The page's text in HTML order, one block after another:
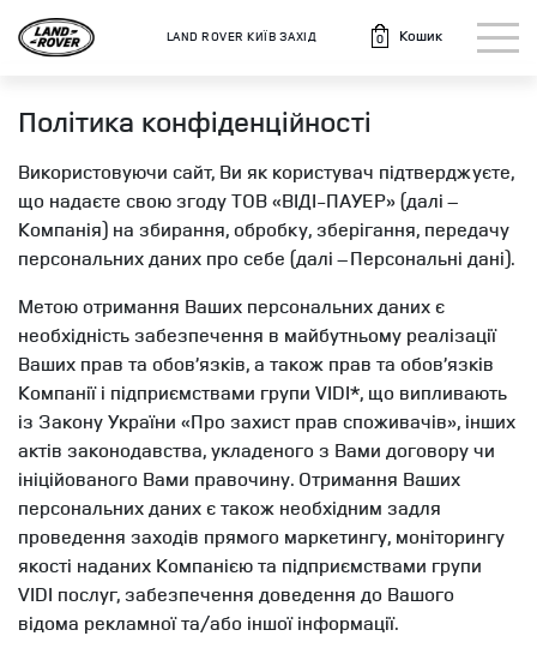
LAND ROVER КИЇВ ЗАХІД 0 Кошик
Політика конфіденційності
Використовуючи сайт, Ви як користувач підтверджуєте,
що надаєте свою згоду ТОВ «ВІДІ-ПАУЕР» (далі –
Компанія) на збирання, обробку, зберігання, передачу
персональних даних про себе (далі – Персональні дані).
Метою отримання Ваших персональних даних є
необхідність забезпечення в майбутньому реалізації
Ваших прав та обов’язків, а також прав та обов’язків
Компанії і підприємствами групи VIDI*, що випливають
із Закону України «Про захист прав споживачів», інших
актів законодавства, укладеного з Вами договору чи
ініційованого Вами правочину. Отримання Ваших
персональних даних є також необхідним задля
проведення заходів прямого маркетингу, моніторингу
якості наданих Компанією та підприємствами групи
VIDI послуг, забезпечення доведення до Вашого
відома рекламної та/або іншої інформації.